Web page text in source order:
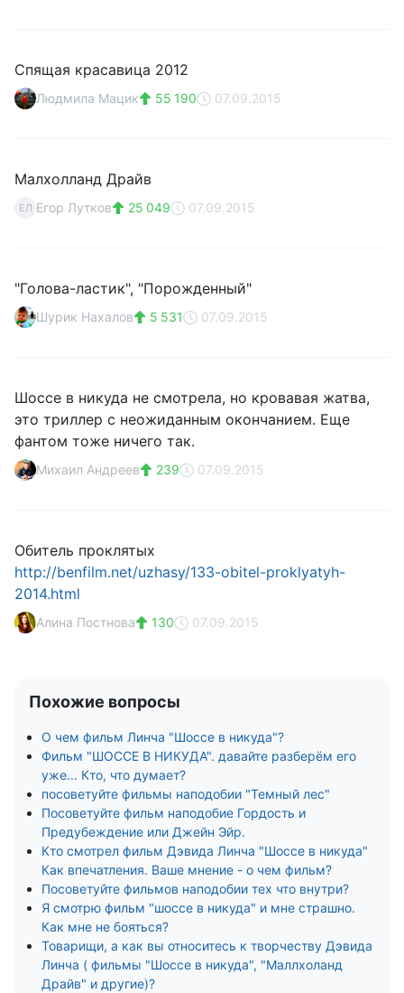
Спящая красавица 2012
Людмила Мацик 55 190 07.09.2015
Малхолланд Драйв
EЛ Eгор Лутков 25 049 07.09.2015
"Голова-ластик", "Порожденный"
Шурик Нахалов 5 531 07.09.2015
Шоссе в никуда не смотрела, но кровавая жатва,
это триллер с неожиданным окончанием. Еще
фантом тоже ничего так.
Михаил Андреев 239 07.09.2015
Обитель проклятых
http://benfilm.net/uzhasy/133-obitel-proklyatyh-
2014.html
Алина Постнова 130 07.09.2015
Похожие вопросы
О чем фильм Линча "Шоссе в никуда"?
Фильм "ШОССЕ В НИКУДА". давайте разберём его
уже... Кто, что думает?
посоветуйте фильмы наподобии "Темный лес"
Посоветуйте фильм наподобие Гордость и
Предубеждение или Джейн Эйр.
Кто смотрел фильм Дэвида Линча "Шоссе в никуда"
Как впечатления. Ваше мнение - о чем фильм?
Посоветуйте фильмов наподобии тех что внутри?
Я смотрю фильм "шоссе в никуда" и мне страшно.
Как мне не бояться?
Товарищи, а как вы относитесь к творчеству Дэвида
Линча ( фильмы "Шоссе в никуда", "Маллхоланд
Драйв" и другие)?